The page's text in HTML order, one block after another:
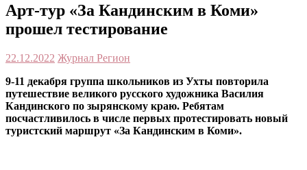
Арт-тур «За Кандинским в Коми»
прошел тестирование
22.12.2022 Журнал Регион
9-11 декабря группа школьников из Ухты повторила
путешествие великого русского художника Василия
Кандинского по зырянскому краю. Ребятам
посчастливилось в числе первых протестировать новый
туристский маршрут «За Кандинским в Коми».